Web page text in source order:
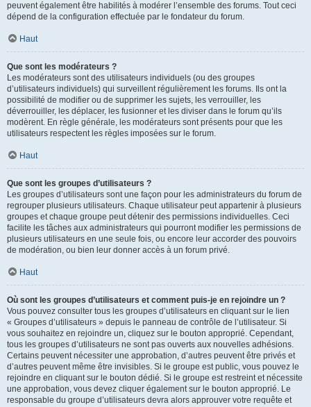
peuvent également être habilités à modérer l’ensemble des forums. Tout ceci
dépend de la configuration effectuée par le fondateur du forum.
Haut
Que sont les modérateurs ?
Les modérateurs sont des utilisateurs individuels (ou des groupes
d’utilisateurs individuels) qui surveillent régulièrement les forums. Ils ont la
possibilité de modifier ou de supprimer les sujets, les verrouiller, les
déverrouiller, les déplacer, les fusionner et les diviser dans le forum qu’ils
modèrent. En règle générale, les modérateurs sont présents pour que les
utilisateurs respectent les règles imposées sur le forum.
Haut
Que sont les groupes d’utilisateurs ?
Les groupes d’utilisateurs sont une façon pour les administrateurs du forum de
regrouper plusieurs utilisateurs. Chaque utilisateur peut appartenir à plusieurs
groupes et chaque groupe peut détenir des permissions individuelles. Ceci
facilite les tâches aux administrateurs qui pourront modifier les permissions de
plusieurs utilisateurs en une seule fois, ou encore leur accorder des pouvoirs
de modération, ou bien leur donner accès à un forum privé.
Haut
Où sont les groupes d’utilisateurs et comment puis-je en rejoindre un ?
Vous pouvez consulter tous les groupes d’utilisateurs en cliquant sur le lien
« Groupes d’utilisateurs » depuis le panneau de contrôle de l’utilisateur. Si
vous souhaitez en rejoindre un, cliquez sur le bouton approprié. Cependant,
tous les groupes d’utilisateurs ne sont pas ouverts aux nouvelles adhésions.
Certains peuvent nécessiter une approbation, d’autres peuvent être privés et
d’autres peuvent même être invisibles. Si le groupe est public, vous pouvez le
rejoindre en cliquant sur le bouton dédié. Si le groupe est restreint et nécessite
une approbation, vous devez cliquer également sur le bouton approprié. Le
responsable du groupe d’utilisateurs devra alors approuver votre requête et